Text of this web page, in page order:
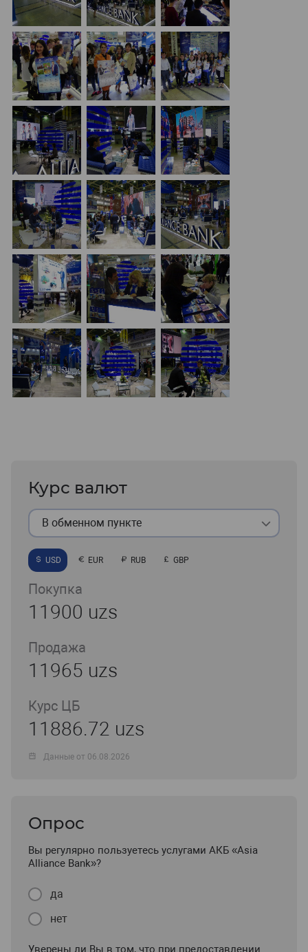
Курс валют
В обменном пункте
USD EUR RUB GBP
Покупка
11900 uzs
Продажа
11965 uzs
Курс ЦБ
11886.72 uzs
Данные от 06.08.2026
Опрос
Вы регулярно пользуетесь услугами АКБ «Asia
Alliance Bank»?
да
нет
Уверены ли Вы в том, что при предоставлении